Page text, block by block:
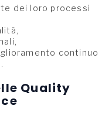
dei loro processi
continuo
Quality